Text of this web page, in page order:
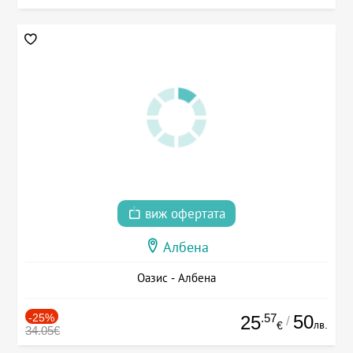
виж офертата
Албена
Оазис - Албена
-25%
34.05€ 25.57
€ / 50лв.